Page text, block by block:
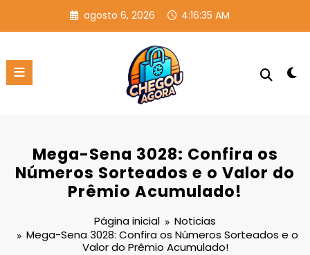
o
agosto 6, 2026 4:16:35 AM
Mega-Sena 3028: Confira os
Números Sorteados e o Valor do
Prêmio Acumulado!
Página inicial
Noticias
Mega-Sena 3028: Confira os Números Sorteados e o
Valor do Prêmio Acumulado!